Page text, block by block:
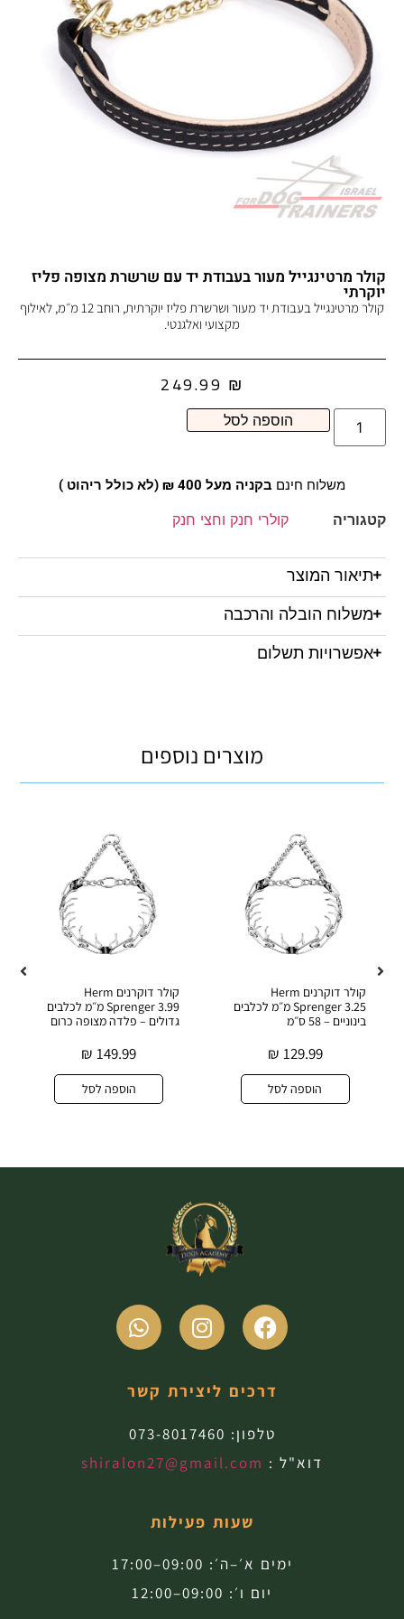
קולר מרטינגייל מעור בעבודת יד עם שרשרת מצופה פליז
יוקרתי
קולר מרטינגייל בעבודת יד מעור ושרשרת פליז יוקרתית, רוחב 12 מ״מ, לאילוף
מקצועי ואלגנטי.
249.99 ₪
הוספה לסל
משלוח חינם בקניה מעל 400 ₪ (לא כולל ריהוט )
קטגוריה קולרי חנק וחצי חנק
תיאור המוצר
משלוח הובלה והרכבה
אפשרויות תשלום
מוצרים נוספים
קולר דוקרנים Herm
Sprenger 3.25 מ״מ לכלבים
בינוניים – 58 ס״מ
129.99
₪
הוספה לסל
קולר דוקרנים Herm
Sprenger 3.99 מ״מ לכלבים
גדולים – פלדה מצופה כרום
149.99
₪
הוספה לסל
דרכים ליצירת קשר
טלפון: 073-8017460
דוא"ל : shiralon27@gmail.com
שעות פעילות
ימים א׳–ה׳: 09:00–17:00
יום ו׳: 09:00–12:00